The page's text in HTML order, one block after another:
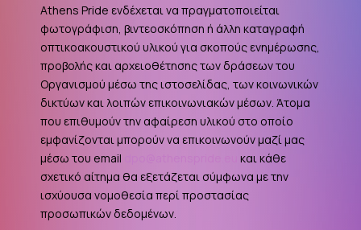
Athens Pride ενδέχεται να πραγματοποιείται
φωτογράφιση, βιντεοσκόπηση ή άλλη καταγραφή
οπτικοακουστικού υλικού για σκοπούς ενημέρωσης,
προβολής και αρχειοθέτησης των δράσεων του
Οργανισμού μέσω της ιστοσελίδας, των κοινωνικών
δικτύων και λοιπών επικοινωνιακών μέσων. Άτομα
που επιθυμούν την αφαίρεση υλικού στο οποίο
εμφανίζονται μπορούν να επικοινωνούν μαζί μας
μέσω του email
και κάθε
σχετικό αίτημα θα εξετάζεται σύμφωνα με την
ισχύουσα νομοθεσία περί προστασίας
προσωπικών δεδομένων.